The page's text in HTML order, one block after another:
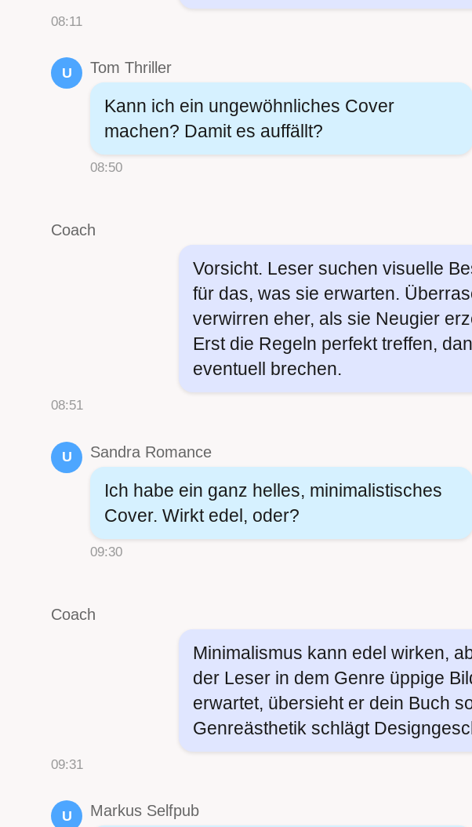
08:11
U Tom Thriller
Kann ich ein ungewöhnliches Cover
machen? Damit es auffällt?
08:50
Coach
Vorsicht. Leser suchen visuelle
für das, was sie erwarten.
verwirren eher, als sie Neugier
Erst die Regeln perfekt treffen,
eventuell brechen.
08:51
U Sandra Romance
Ich habe ein ganz helles, minimalistisches
Cover. Wirkt edel, oder?
09:30
Coach
Minimalismus kann edel wirken,
der Leser in dem Genre üppige
erwartet, übersieht er dein Buch
Genreästhetik schlägt
09:31
U Markus Selfpub